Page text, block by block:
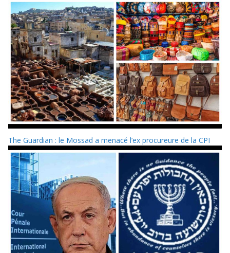
The Guardian : le Mossad a menacé l’ex procureure de la CPI